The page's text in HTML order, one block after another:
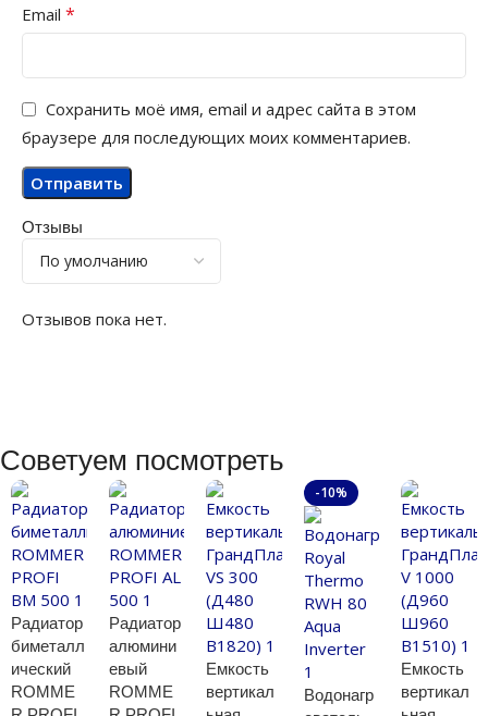
Отзывы
Отзывов пока нет.
Email *
Сохранить моё имя, email и адрес сайта в этом
браузере для последующих моих комментариев.
Советуем посмотреть
Радиатор
биметалл
ический
ROMME
Радиатор
алюмини
евый
ROMME
Емкость
вертикал
-10%
Водонагр
Емкость
вертикал